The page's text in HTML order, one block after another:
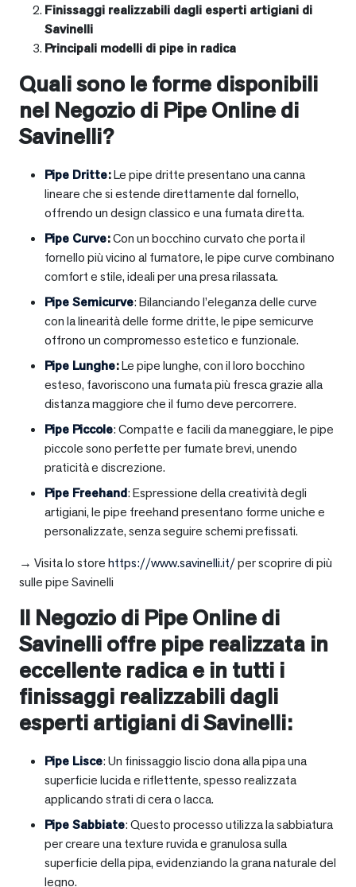
Finissaggi realizzabili dagli esperti artigiani di
Savinelli
Principali modelli di pipe in radica
Quali sono le forme disponibili
nel Negozio di Pipe Online di
Savinelli?
Pipe Dritte:Le pipe dritte presentano una canna
lineare che si estende direttamente dal fornello,
offrendo un design classico e una fumata diretta.
Pipe Curve:Con un bocchino curvato che porta il
fornello più vicino al fumatore, le pipe curve combinano
comfort e stile, ideali per una presa rilassata.
Pipe Semicurve: Bilanciando l’eleganza delle curve
con la linearità delle forme dritte, le pipe semicurve
offrono un compromesso estetico e funzionale.
Pipe Lunghe:Le pipe lunghe, con il loro bocchino
esteso, favoriscono una fumata più fresca grazie alla
distanza maggiore che il fumo deve percorrere.
Pipe Piccole: Compatte e facili da maneggiare, le pipe
piccole sono perfette per fumate brevi, unendo
praticità e discrezione.
Pipe Freehand: Espressione della creatività degli
artigiani, le pipe freehand presentano forme uniche e
personalizzate, senza seguire schemi prefissati.
→ Visita lo storehttps://www.savinelli.it/per scoprire di più
sulle pipe Savinelli
Il Negozio di Pipe Online di
Savinelli offre pipe realizzata in
eccellente radica e in tutti i
finissaggi realizzabili dagli
esperti artigiani di Savinelli:
Pipe Lisce: Un finissaggio liscio dona alla pipa una
superficie lucida e riflettente, spesso realizzata
applicando strati di cera o lacca.
Pipe Sabbiate: Questo processo utilizza la sabbiatura
per creare una texture ruvida e granulosa sulla
superficie della pipa, evidenziando la grana naturale del
legno.